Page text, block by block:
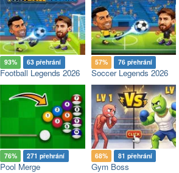
93% 63 přehrání
Football Legends 2026
57% 76 přehrání
Soccer Legends 2026
76% 271 přehrání
Pool Merge
68% 81 přehrání
Gym Boss